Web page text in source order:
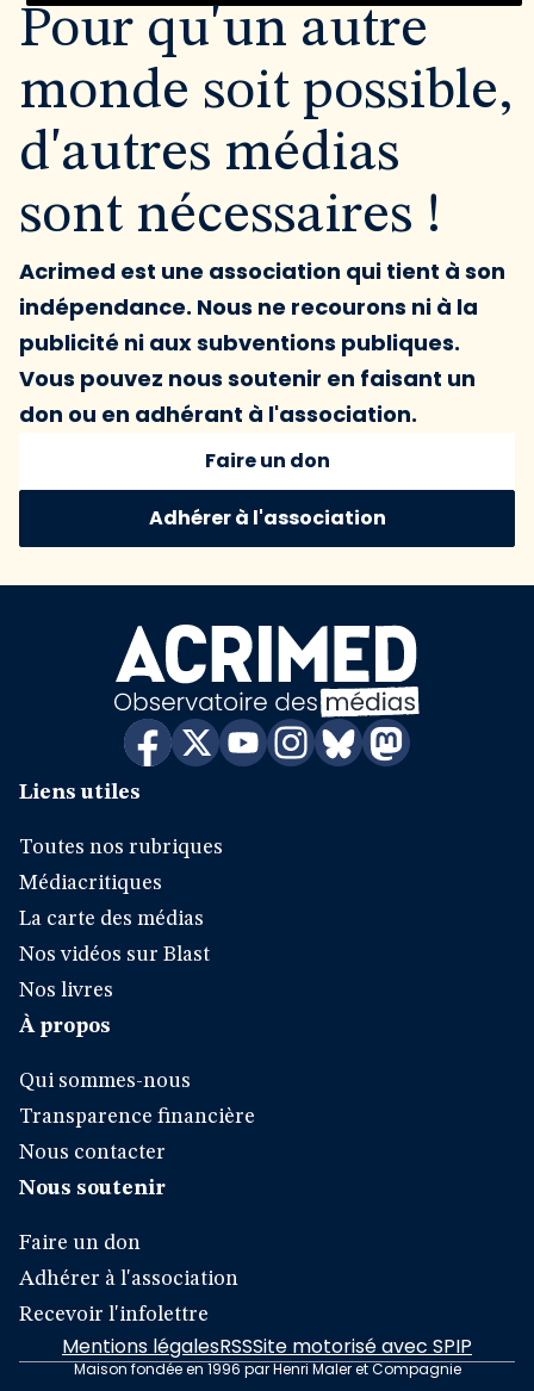
Pour qu'un autre
monde soit possible,
d'autres médias
sont nécessaires !
Acrimed est une association qui tient à son
indépendance. Nous ne recourons ni à la
publicité ni aux subventions publiques.
Vous pouvez nous soutenir en faisant un
don ou en adhérant à l'association.
Faire un don
Adhérer à l'association
Liens utiles
Toutes nos rubriques
Médiacritiques
La carte des médias
Nos vidéos sur Blast
Nos livres
À propos
Qui sommes-nous
Transparence financière
Nous contacter
Nous soutenir
Faire un don
Adhérer à l'association
Recevoir l'infolettre
Mentions légalesRSSSite motorisé avec SPIP
Maison fondée en 1996 par Henri Maler et Compagnie